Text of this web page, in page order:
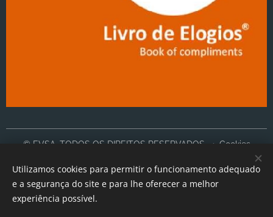
© EVSA, TODOS OS DIREITOS RESERVADOS Cookies
Idiomas
Português
English
Utilizamos cookies para permitir o funcionamento adequado
e a segurança do site e para lhe oferecer a melhor
experiência possível.